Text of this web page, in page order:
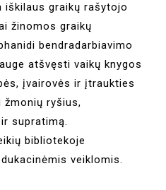
iškilaus graikų rašytojo
žinomos graikų
bendradarbiavimo
atšvęsti vaikų knygos
įvairovės ir įtraukties
ryšius,
supratimą.
bibliotekoje
veiklomis.